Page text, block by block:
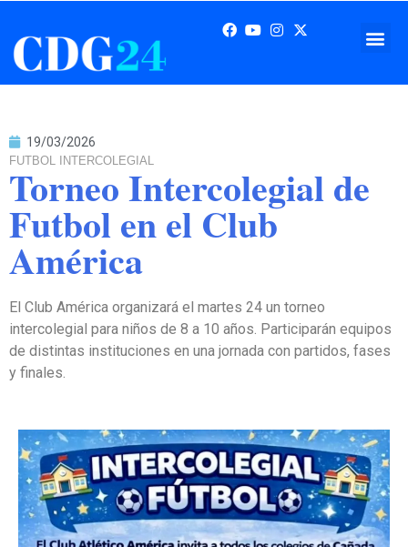
19/03/2026
FUTBOL INTERCOLEGIAL
Torneo Intercolegial de
Futbol en el Club
América
El Club América organizará el martes 24 un torneo
intercolegial para niños de 8 a 10 años. Participarán equipos
de distintas instituciones en una jornada con partidos, fases
y finales.